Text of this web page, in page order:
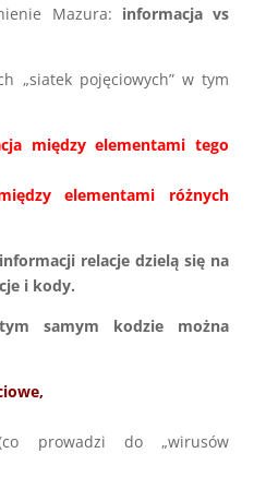
Mazura: informacja vs
„siatek pojęciowych” w tym
między elementami tego
elementami różnych
relacje dzielą się na
i kody.
samym kodzie można
prowadzi do „wirusów